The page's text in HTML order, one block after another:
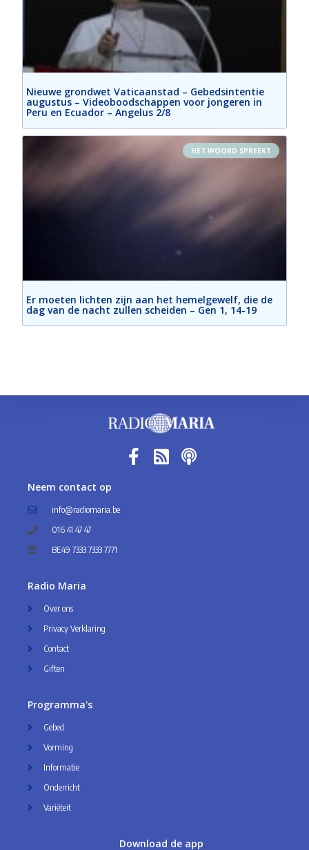
Nieuwe grondwet Vaticaanstad – Gebedsintentie
augustus – Videoboodschappen voor jongeren in
Peru en Ecuador – Angelus 2/8
HET WOORD SPREEKT
Er moeten lichten zijn aan het hemelgewelf, die de
dag van de nacht zullen scheiden – Gen 1, 14-19
Neem contact op
info@radiomaria.be
016 41 47 47
BE49 7333 7333 7771
Radio Maria
Over ons
Privacy Verklaring
Contact
Giften
Programma's
Gebed
Vorming
Informatie
Onderricht
Variëteit
Download de app